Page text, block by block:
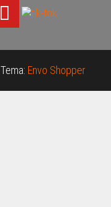
Tema: Envo Shopper